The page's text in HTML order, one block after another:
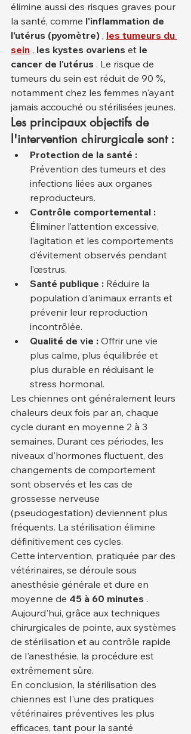
élimine aussi des risques graves pour
la santé, comme l'inflammation de
l'utérus (pyomètre) , les tumeurs du
sein , les kystes ovariens et le
cancer de l'utérus . Le risque de
tumeurs du sein est réduit de 90 %,
notamment chez les femmes n'ayant
jamais accouché ou stérilisées jeunes.
Les principaux objectifs de
l'intervention chirurgicale sont :
Protection de la santé :
Prévention des tumeurs et des
infections liées aux organes
reproducteurs.
Contrôle comportemental :
Éliminer l’attention excessive,
l’agitation et les comportements
d’évitement observés pendant
l’œstrus.
Santé publique : Réduire la
population d'animaux errants et
prévenir leur reproduction
incontrôlée.
Qualité de vie : Offrir une vie
plus calme, plus équilibrée et
plus durable en réduisant le
stress hormonal.
Les chiennes ont généralement leurs
chaleurs deux fois par an, chaque
cycle durant en moyenne 2 à 3
semaines. Durant ces périodes, les
niveaux d'hormones fluctuent, des
changements de comportement
sont observés et les cas de
grossesse nerveuse
(pseudogestation) deviennent plus
fréquents. La stérilisation élimine
définitivement ces cycles.
Cette intervention, pratiquée par des
vétérinaires, se déroule sous
anesthésie générale et dure en
moyenne de 45 à 60 minutes .
Aujourd'hui, grâce aux techniques
chirurgicales de pointe, aux systèmes
de stérilisation et au contrôle rapide
de l'anesthésie, la procédure est
extrêmement sûre.
En conclusion, la stérilisation des
chiennes est l'une des pratiques
vétérinaires préventives les plus
efficaces, tant pour la santé